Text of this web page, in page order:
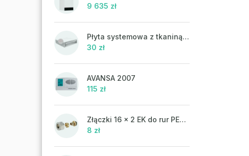
9 635 zł
Płyta systemowa z tkaniną UHP 302FP
30 zł
AVANSA 2007
115 zł
Złączki 16 x 2 EK do rur PEX-AL-PEX
8 zł